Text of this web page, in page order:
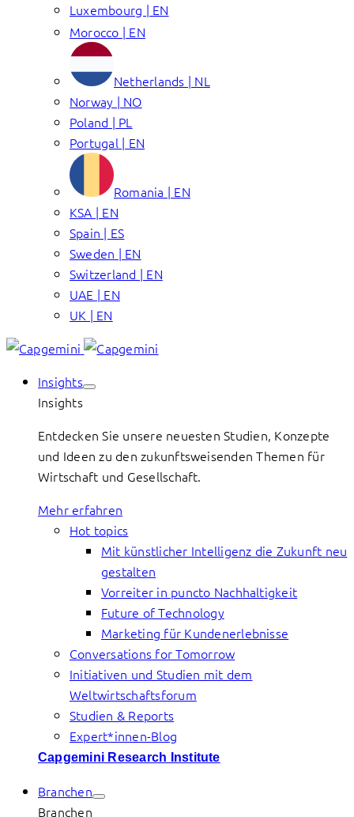
Luxembourg | EN
Morocco | EN
Netherlands | NL
Norway | NO
Poland | PL
Portugal | EN
Romania | EN
KSA | EN
Spain | ES
Sweden | EN
Switzerland | EN
UAE | EN
UK | EN
Insights
Insights
Entdecken Sie unsere neuesten Studien, Konzepte
und Ideen zu den zukunftsweisenden Themen für
Wirtschaft und Gesellschaft.
Mehr erfahren
Hot topics
Mit künstlicher Intelligenz die Zukunft neu
gestalten
Vorreiter in puncto Nachhaltigkeit
Future of Technology
Marketing für Kundenerlebnisse
Conversations for Tomorrow
Initiativen und Studien mit dem
Weltwirtschaftsforum
Studien & Reports
Expert*innen-Blog
Capgemini Research Institute
Branchen
Branchen